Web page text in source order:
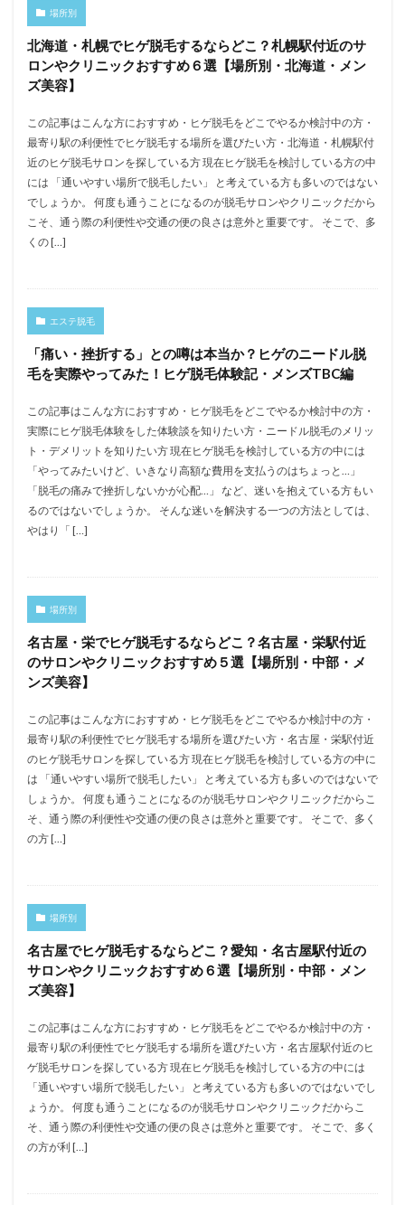
場所別
北海道・札幌でヒゲ脱毛するならどこ？札幌駅付近のサ
ロンやクリニックおすすめ６選【場所別・北海道・メン
ズ美容】
この記事はこんな方におすすめ・ヒゲ脱毛をどこでやるか検討中の方・
最寄り駅の利便性でヒゲ脱毛する場所を選びたい方・北海道・札幌駅付
近のヒゲ脱毛サロンを探している方 現在ヒゲ脱毛を検討している方の中
には 「通いやすい場所で脱毛したい」 と考えている方も多いのではない
でしょうか。 何度も通うことになるのが脱毛サロンやクリニックだから
こそ、通う際の利便性や交通の便の良さは意外と重要です。 そこで、多
くの […]
エステ脱毛
「痛い・挫折する」との噂は本当か？ヒゲのニードル脱
毛を実際やってみた！ヒゲ脱毛体験記・メンズTBC編
この記事はこんな方におすすめ・ヒゲ脱毛をどこでやるか検討中の方・
実際にヒゲ脱毛体験をした体験談を知りたい方・ニードル脱毛のメリッ
ト・デメリットを知りたい方 現在ヒゲ脱毛を検討している方の中には
「やってみたいけど、いきなり高額な費用を支払うのはちょっと…」
「脱毛の痛みで挫折しないかが心配…」 など、迷いを抱えている方もい
るのではないでしょうか。 そんな迷いを解決する一つの方法としては、
やはり「 […]
場所別
名古屋・栄でヒゲ脱毛するならどこ？名古屋・栄駅付近
のサロンやクリニックおすすめ５選【場所別・中部・メ
ンズ美容】
この記事はこんな方におすすめ・ヒゲ脱毛をどこでやるか検討中の方・
最寄り駅の利便性でヒゲ脱毛する場所を選びたい方・名古屋・栄駅付近
のヒゲ脱毛サロンを探している方 現在ヒゲ脱毛を検討している方の中に
は 「通いやすい場所で脱毛したい」 と考えている方も多いのではないで
しょうか。 何度も通うことになるのが脱毛サロンやクリニックだからこ
そ、通う際の利便性や交通の便の良さは意外と重要です。 そこで、多く
の方 […]
場所別
名古屋でヒゲ脱毛するならどこ？愛知・名古屋駅付近の
サロンやクリニックおすすめ６選【場所別・中部・メン
ズ美容】
この記事はこんな方におすすめ・ヒゲ脱毛をどこでやるか検討中の方・
最寄り駅の利便性でヒゲ脱毛する場所を選びたい方・名古屋駅付近のヒ
ゲ脱毛サロンを探している方 現在ヒゲ脱毛を検討している方の中には
「通いやすい場所で脱毛したい」 と考えている方も多いのではないでし
ょうか。 何度も通うことになるのが脱毛サロンやクリニックだからこ
そ、通う際の利便性や交通の便の良さは意外と重要です。 そこで、多く
の方が利 […]